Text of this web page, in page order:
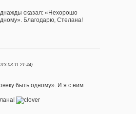
сказал: «Нехорошо
Благодарю, Стелана!
03-11 21:44)
быть одному». И я с ним